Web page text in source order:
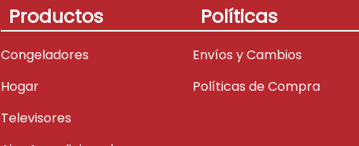
Productos
Congeladores
Hogar
Televisores
Políticas
Envíos y Cambios
Políticas de Compra